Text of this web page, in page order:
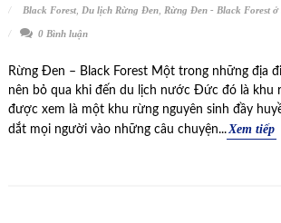
Black Forest, Du lịch Rừng Đen, Rừng Đen - Black Forest
0 Bình luận
Rừng Đen – Black Forest Một trong những địa
nên bỏ qua khi đến du lịch nước Đức đó là khu
được xem là một khu rừng nguyên sinh đầy
dắt mọi người vào những câu chuyện...Xem tiếp